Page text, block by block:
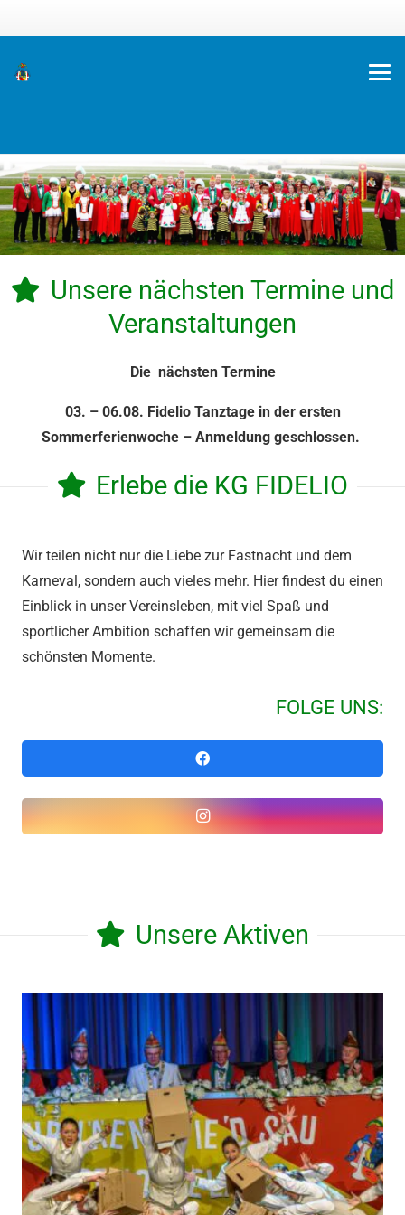
Unsere nächsten Termine und
Veranstaltungen
Die nächsten Termine
03. – 06.08. Fidelio Tanztage in der ersten
Sommerferienwoche – Anmeldung geschlossen.
Erlebe die KG FIDELIO
Wir teilen nicht nur die Liebe zur Fastnacht und dem
Karneval, sondern auch vieles mehr. Hier findest du einen
Einblick in unser Vereinsleben, mit viel Spaß und
sportlicher Ambition schaffen wir gemeinsam die
schönsten Momente.
FOLGE UNS:
Unsere Aktiven